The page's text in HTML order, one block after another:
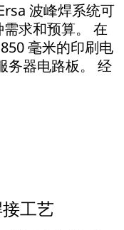
波峰焊系统可
求和预算。 在
毫米的印刷电
务器电路板。 经
工艺